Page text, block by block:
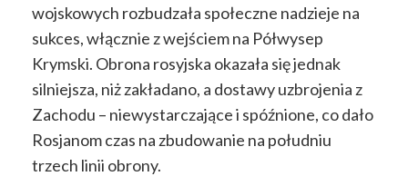
wojskowych rozbudzała społeczne nadzieje na
sukces, włącznie z wejściem na Półwysep
Krymski. Obrona rosyjska okazała się jednak
silniejsza, niż zakładano, a dostawy uzbrojenia z
Zachodu – niewystarczające i spóźnione, co dało
Rosjanom czas na zbudowanie na południu
trzech linii obrony.